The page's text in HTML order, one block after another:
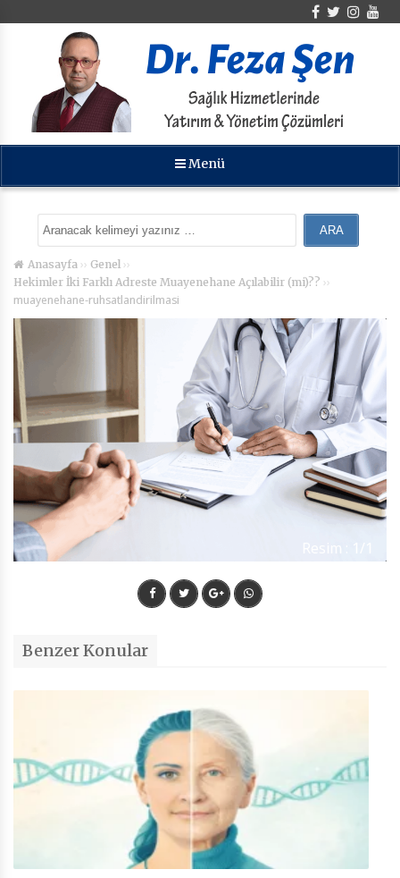
Menü
Anasayfa ›› Genel ››
Hekimler İki Farklı Adreste Muayenehane Açılabilir (mi)?? ››
muayenehane-ruhsatlandirilmasi
Resim : 1/1
Benzer Konular